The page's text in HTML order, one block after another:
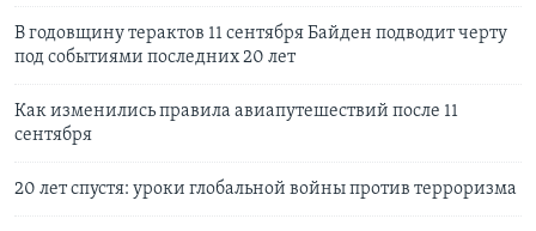
В годовщину терактов 11 сентября Байден подводит черту
под событиями последних 20 лет
Как изменились правила авиапутешествий после 11
сентября
20 лет спустя: уроки глобальной войны против терроризма